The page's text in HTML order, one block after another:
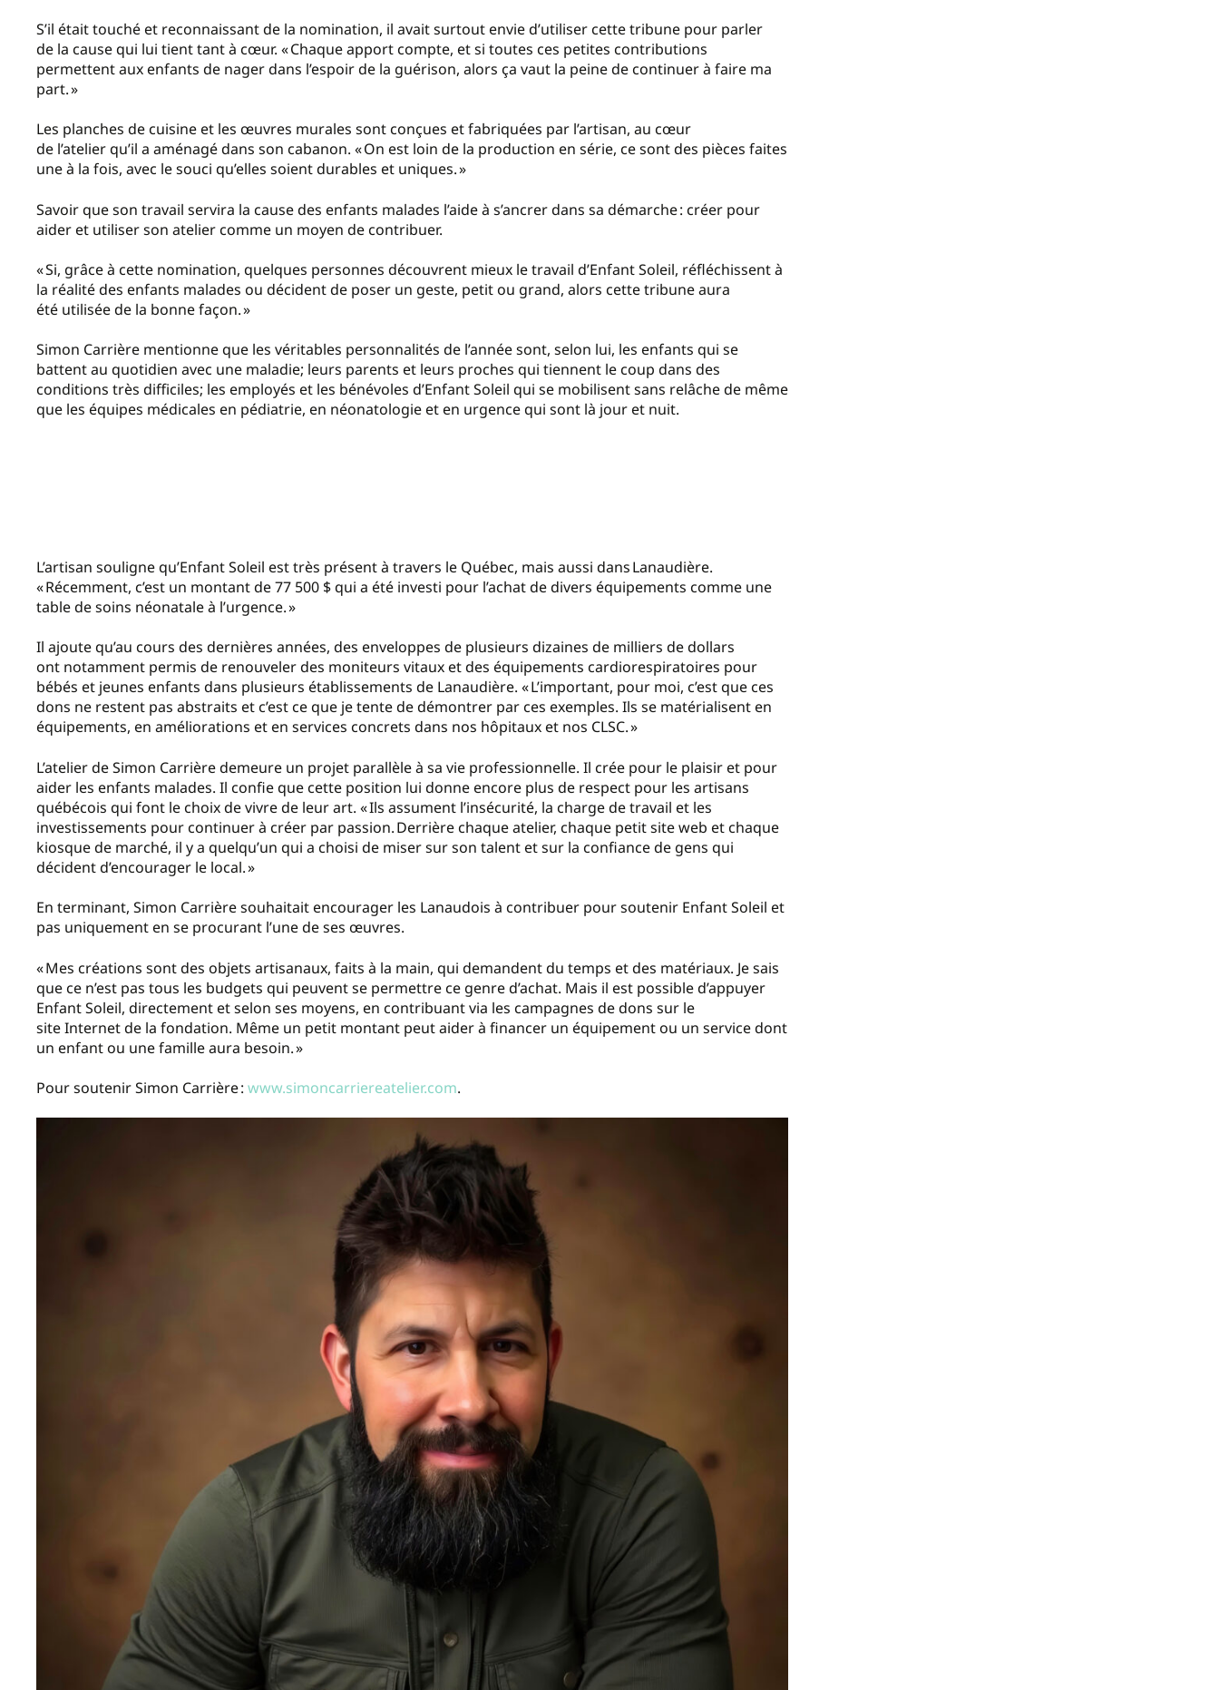
S’il était touché et reconnaissant de la nomination, il avait surtout envie d’utiliser cette tribune pour parler
de la cause qui lui tient tant à cœur. « Chaque apport compte, et si toutes ces petites contributions
permettent aux enfants de nager dans l’espoir de la guérison, alors ça vaut la peine de continuer à faire ma
part. »
Les planches de cuisine et les œuvres murales sont conçues et fabriquées par l’artisan, au cœur
de l’atelier qu’il a aménagé dans son cabanon. « On est loin de la production en série, ce sont des pièces faites
une à la fois, avec le souci qu’elles soient durables et uniques. »
Savoir que son travail servira la cause des enfants malades l’aide à s’ancrer dans sa démarche : créer pour
aider et utiliser son atelier comme un moyen de contribuer.
« Si, grâce à cette nomination, quelques personnes découvrent mieux le travail d’Enfant Soleil, réfléchissent à
la réalité des enfants malades ou décident de poser un geste, petit ou grand, alors cette tribune aura
été utilisée de la bonne façon. »
Simon Carrière mentionne que les véritables personnalités de l’année sont, selon lui, les enfants qui se
battent au quotidien avec une maladie; leurs parents et leurs proches qui tiennent le coup dans des
conditions très difficiles; les employés et les bénévoles d’Enfant Soleil qui se mobilisent sans relâche de même
que les équipes médicales en pédiatrie, en néonatologie et en urgence qui sont là jour et nuit.
L’artisan souligne qu’Enfant Soleil est très présent à travers le Québec, mais aussi dans Lanaudière.
« Récemment, c’est un montant de 77 500 $ qui a été investi pour l’achat de divers équipements comme une
table de soins néonatale à l’urgence. »
Il ajoute qu’au cours des dernières années, des enveloppes de plusieurs dizaines de milliers de dollars
ont notamment permis de renouveler des moniteurs vitaux et des équipements cardiorespiratoires pour
bébés et jeunes enfants dans plusieurs établissements de Lanaudière. « L’important, pour moi, c’est que ces
dons ne restent pas abstraits et c’est ce que je tente de démontrer par ces exemples. Ils se matérialisent en
équipements, en améliorations et en services concrets dans nos hôpitaux et nos CLSC. »
L’atelier de Simon Carrière demeure un projet parallèle à sa vie professionnelle. Il crée pour le plaisir et pour
aider les enfants malades. Il confie que cette position lui donne encore plus de respect pour les artisans
québécois qui font le choix de vivre de leur art. « Ils assument l’insécurité, la charge de travail et les
investissements pour continuer à créer par passion. Derrière chaque atelier, chaque petit site web et chaque
kiosque de marché, il y a quelqu’un qui a choisi de miser sur son talent et sur la confiance de gens qui
décident d’encourager le local. »
En terminant, Simon Carrière souhaitait encourager les Lanaudois à contribuer pour soutenir Enfant Soleil et
pas uniquement en se procurant l’une de ses œuvres.
« Mes créations sont des objets artisanaux, faits à la main, qui demandent du temps et des matériaux. Je sais
que ce n’est pas tous les budgets qui peuvent se permettre ce genre d’achat. Mais il est possible d’appuyer
Enfant Soleil, directement et selon ses moyens, en contribuant via les campagnes de dons sur le
site Internet de la fondation. Même un petit montant peut aider à financer un équipement ou un service dont
un enfant ou une famille aura besoin. »
Pour soutenir Simon Carrière : www.simoncarriereatelier.com.